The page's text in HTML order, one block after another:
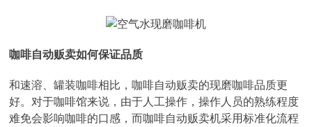
咖啡自动贩卖如何保证品质
和速溶、罐装咖啡相比，咖啡自动贩卖的现磨咖啡品质更
好。对于咖啡馆来说，由于人工操作，操作人员的熟练程度
难免会影响咖啡的口感，而咖啡自动贩卖机采用标准化流程